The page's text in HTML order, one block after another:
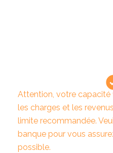
Attention, votre capacité
les charges et les
limite recommandée.
banque pour vous
possible.